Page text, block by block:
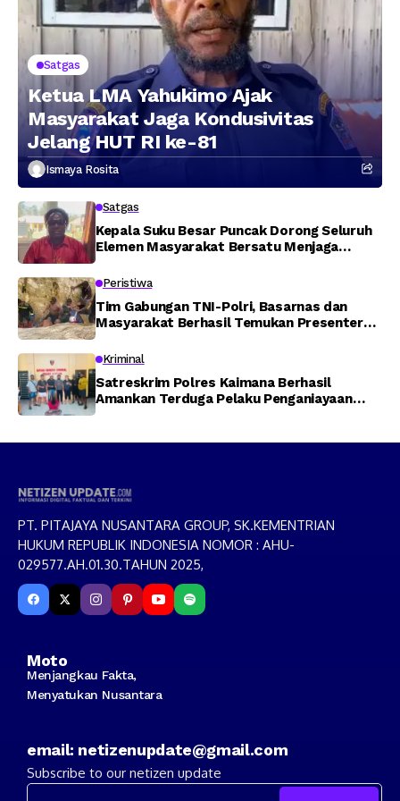
Satgas
Ketua LMA Yahukimo Ajak
Masyarakat Jaga Kondusivitas
Jelang HUT RI ke-81
Ismaya Rosita
Satgas
Kepala Suku Besar Puncak Dorong Seluruh
Elemen Masyarakat Bersatu Menjaga
Peristiwa
Tim Gabungan TNI-Polri, Basarnas dan
Masyarakat Berhasil Temukan Presenter
Memti
Kriminal
Satreskrim Polres Kaimana Berhasil
Amankan Terduga Pelaku Penganiayaan
PT. PITAJAYA NUSANTARA GROUP, SK.KEMENTRIAN
HUKUM REPUBLIK INDONESIA NOMOR : AHU-
029577.AH.01.30.TAHUN 2025,
Moto
Menjangkau Fakta,
Menyatukan Nusantara
email: netizenupdate@gmail.com
Subscribe to our netizen update